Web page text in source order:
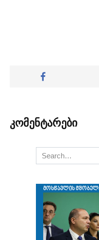
კომენტარები
Search
for: